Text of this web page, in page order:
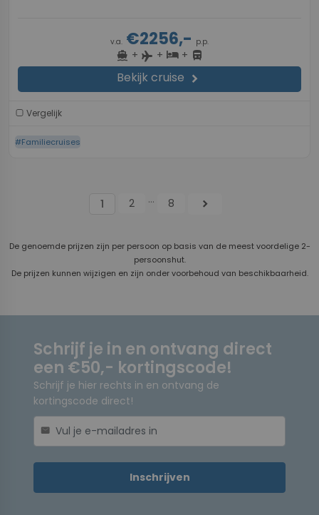
v.a. €2256,- p.p.
directions_boat + flight + hotel+ directions_bus
Bekijk cruise chevron_right
Vergelijk
#Familiecruises
1 2 ... 8 chevron_right
De genoemde prijzen zijn per persoon op basis van de meest voordelige 2-
persoonshut.
De prijzen kunnen wijzigen en zijn onder voorbehoud van beschikbaarheid.
Schrijf je in en ontvang direct
een €50,- kortingscode!
Schrijf je hier rechts in en ontvang de
kortingscode direct!
mail
Inschrijven